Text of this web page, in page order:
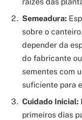
Semeadura:
sobre o
depender da
do fabricante
sementes com
suficiente para
Cuidado Inicial:
primeiros dias